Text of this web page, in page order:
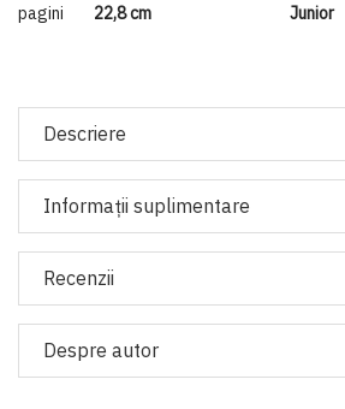
pagini
22,8 cm
Junior
Descriere
Informaţii suplimentare
Recenzii
Despre autor